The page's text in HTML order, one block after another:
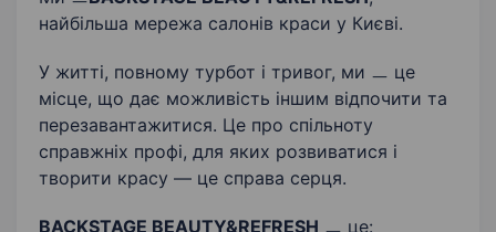
найбільша мережа салонів краси у Києві.
У житті, повному турбот і тривог, ми ㅡ це
місце, що дає можливість іншим відпочити та
перезавантажитися. Це про спільноту
справжніх профі, для яких розвиватися і
творити красу — це справа серця.
BACKSTAGE BEAUTY&REFRESH ㅡ це: